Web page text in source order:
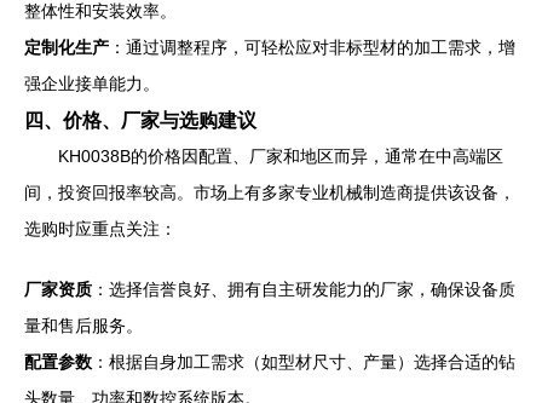
整体性和安装效率。
定制化生产 ：通过调整程序，可轻松应对非标型材的加工需求，增
强企业接单能力。
四、价格、厂家与选购建议
KH0038B的价格因配置、厂家和地区而异，通常在中高端区
间，投资回报率较高。市场上有多家专业机械制造商提供该设备，
选购时应重点关注：
厂家资质 ：选择信誉良好、拥有自主研发能力的厂家，确保设备质
量和售后服务。
配置参数 ：根据自身加工需求（如型材尺寸、产量）选择合适的钻
头数量、功率和数控系统版本。